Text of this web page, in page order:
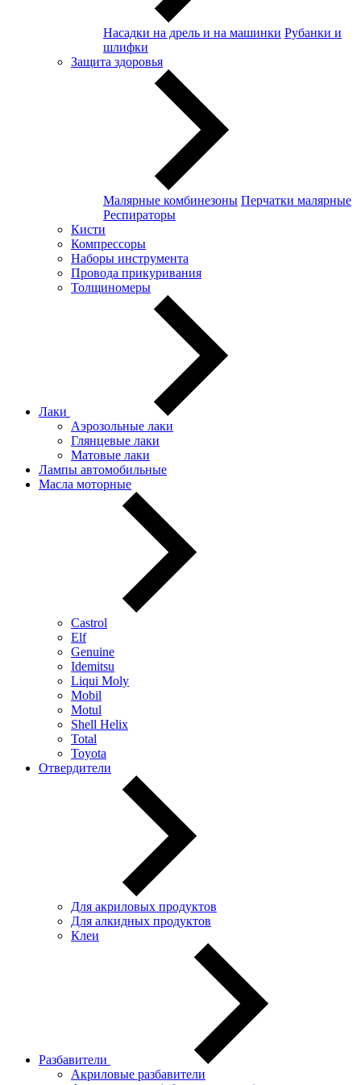
Насадки на дрель и на машинки Рубанки и
шлифки
Защита здоровья
Малярные комбинезоны Перчатки малярные
Респираторы
Кисти
Компрессоры
Наборы инструмента
Провода прикуривания
Толщиномеры
Лаки
Аэрозольные лаки
Глянцевые лаки
Матовые лаки
Лампы автомобильные
Масла моторные
Castrol
Elf
Genuine
Idemitsu
Liqui Moly
Mobil
Motul
Shell Helix
Total
Toyota
Отвердители
Для акриловых продуктов
Для алкидных продуктов
Клеи
Разбавители
Акриловые разбавители